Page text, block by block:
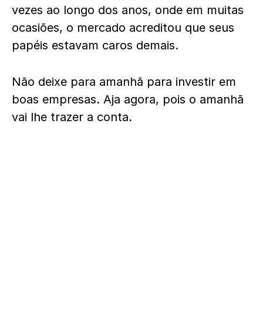
vezes ao longo dos anos, onde em muitas
ocasiões, o mercado acreditou que seus
papéis estavam caros demais.
Não deixe para amanhã para investir em
boas empresas. Aja agora, pois o amanhã
vai lhe trazer a conta.